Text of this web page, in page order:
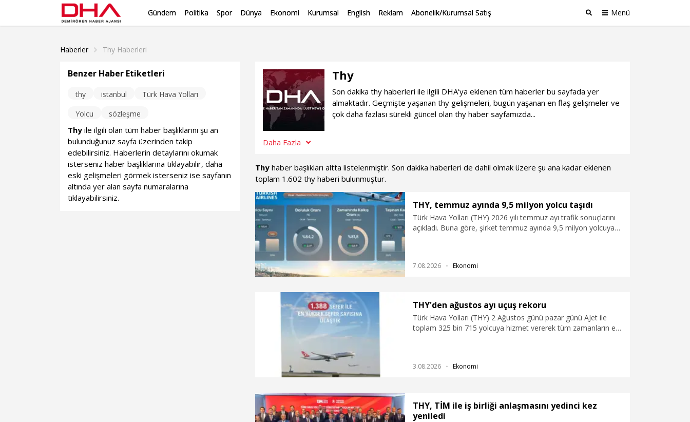
Gündem Politika Spor Dünya Ekonomi Kurumsal English Reklam Abonelik/Kurumsal Satış Menü
Haberler
Thy Haberleri
Thy
Son dakika thy haberleri ile ilgili DHA'ya eklenen tüm haberler bu sayfada yer
almaktadır. Geçmişte yaşanan thy gelişmeleri, bugün yaşanan en flaş gelişmeler ve
çok daha fazlası sürekli güncel olan thy haber sayfamızda...
Daha Fazla
Thy haber başlıkları altta listelenmiştir. Son dakika haberleri de dahil olmak üzere şu ana kadar eklenen
toplam 1.602 thy haberi bulunmuştur.
THY, temmuz ayında 9,5 milyon yolcu taşıdı
Türk Hava Yolları (THY) 2026 yılı temmuz ayı trafik sonuçlarını
açıkladı. Buna göre, şirket temmuz ayında 9,5 milyon yolcuya
7.08.2026 Ekonomi
THY'den ağustos ayı uçuş rekoru
Türk Hava Yolları (THY) 2 Ağustos günü pazar günü AJet ile
toplam 325 bin 715 yolcuya hizmet vererek tüm zamanların en
3.08.2026 Ekonomi
THY, TİM ile iş birliği anlaşmasını yedinci kez
yeniledi
Benzer Haber Etiketleri
thy istanbul
Türk Hava Yolları
Yolcu
sözleşme
Thy ile ilgili olan tüm haber başlıklarını şu an
bulunduğunuz sayfa üzerinden takip
edebilirsiniz. Haberlerin detaylarını okumak
isterseniz haber başlıklarına tıklayabilir, daha
eski gelişmeleri görmek isterseniz ise sayfanın
altında yer alan sayfa numaralarına
tıklayabilirsiniz.